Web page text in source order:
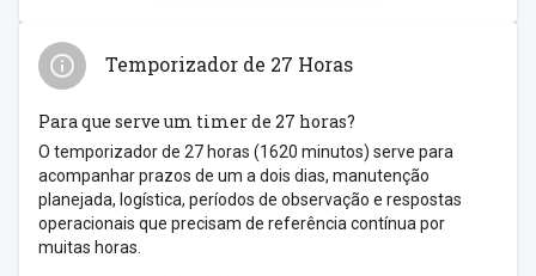
Temporizador de 27 Horas
Para que serve um timer de 27 horas?
O temporizador de 27 horas (1620 minutos) serve para
acompanhar prazos de um a dois dias, manutenção
planejada, logística, períodos de observação e respostas
operacionais que precisam de referência contínua por
muitas horas.